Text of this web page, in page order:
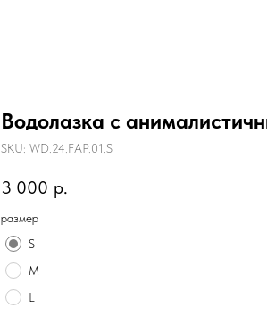
Водолазка с
SKU: WD.24.FAP.01.S
3 000 р.
размер
S
M
L